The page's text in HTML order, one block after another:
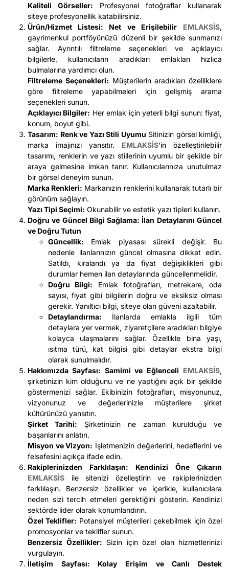
Kaliteli Görseller: Profesyonel fotoğraflar kullanarak
siteye profesyonellik katabilirsiniz.
Ürün/Hizmet Listesi: Net ve Erişilebilir
EMLAKSİS,
gayrimenkul portföyünüzü düzenli bir şekilde sunmanızı
sağlar. Ayrıntılı filtreleme seçenekleri ve açıklayıcı
bilgilerle, kullanıcıların aradıkları emlakları hızlıca
bulmalarına yardımcı olun.
Filtreleme Seçenekleri: Müşterilerin aradıkları özelliklere
göre filtreleme yapabilmeleri için gelişmiş arama
seçenekleri sunun.
Açıklayıcı Bilgiler: Her emlak için yeterli bilgi sunun: fiyat,
konum, boyut gibi.
Tasarım: Renk ve Yazı Stili Uyumu Sitinizin görsel kimliği,
marka imajınızı yansıtır. EMLAKSİS‘in özelleştirilebilir
tasarımı, renklerin ve yazı stillerinin uyumlu bir şekilde bir
araya gelmesine imkan tanır. Kullanıcılarınıza unutulmaz
bir görsel deneyim sunun.
Marka Renkleri: Markanızın renklerini kullanarak tutarlı bir
görünüm sağlayın.
Yazı Tipi Seçimi: Okunabilir ve estetik yazı tipleri kullanın.
Doğru ve Güncel Bilgi Sağlama: İlan Detaylarını Güncel
ve Doğru Tutun
Güncellik: Emlak piyasası sürekli değişir. Bu
nedenle ilanlarınızın güncel olmasına dikkat edin.
Satıldı, kiralandı ya da fiyat değişiklikleri gibi
durumlar hemen ilan detaylarında güncellenmelidir.
Doğru Bilgi: Emlak fotoğrafları, metrekare, oda
sayısı, fiyat gibi bilgilerin doğru ve eksiksiz olması
gerekir. Yanıltıcı bilgi, siteye olan güveni azaltabilir.
Detaylandırma: İlanlarda emlakla ilgili tüm
detaylara yer vermek, ziyaretçilere aradıkları bilgiye
kolayca ulaşmalarını sağlar. Özellikle bina yaşı,
ısıtma türü, kat bilgisi gibi detaylar ekstra bilgi
olarak sunulmalıdır.
Hakkımızda Sayfası: Samimi ve Eğlenceli EMLAKSİS,
şirketinizin kim olduğunu ve ne yaptığını açık bir şekilde
göstermenizi sağlar. Ekibinizin fotoğrafları, misyonunuz,
vizyonunuz ve değerlerinizle müşterilere şirket
kültürünüzü yansıtın.
Şirket Tarihi: Şirketinizin ne zaman kurulduğu ve
başarılarını anlatın.
Misyon ve Vizyon: İşletmenizin değerlerini, hedeflerini ve
felsefesini açıkça ifade edin.
Rakiplerinizden Farklılaşın: Kendinizi Öne Çıkarın
EMLAKSİS ile sitenizi özelleştirin ve rakiplerinizden
farklılaşın. Benzersiz özellikler ve içerikle, kullanıcılara
neden sizi tercih etmeleri gerektiğini gösterin. Kendinizi
sektörde lider olarak konumlandırın.
Özel Teklifler: Potansiyel müşterileri çekebilmek için özel
promosyonlar ve teklifler sunun.
Benzersiz Özellikler: Sizin için özel olan hizmetlerinizi
vurgulayın.
İletişim Sayfası: Kolay Erişim ve Canlı Destek